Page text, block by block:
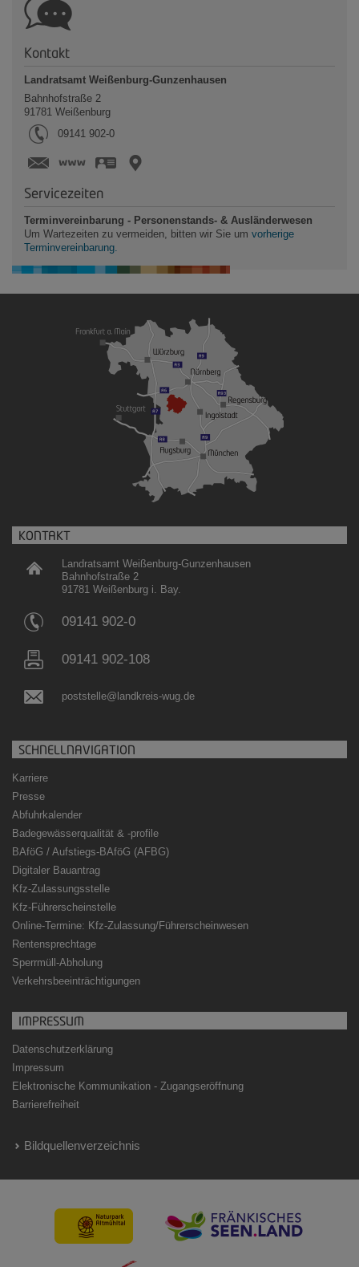
Kontakt
Landratsamt Weißenburg-Gunzenhausen
Bahnhofstraße 2
91781 Weißenburg
Tel.:
09141 902-0
www.landkreis-wug.de
vCard
Servicezeiten
Terminvereinbarung - Personenstands- & Ausländerwesen
Um Wartezeiten zu vermeiden, bitten wir Sie um vorherige
Terminvereinbarung.
KONTAKT
Landratsamt Weißenburg-Gunzenhausen
Bahnhofstraße 2
91781 Weißenburg i. Bay.
09141 902-0
09141 902-108
poststelle@landkreis-wug.de
SCHNELLNAVIGATION
Karriere
Presse
Abfuhrkalender
Badegewässerqualität & -profile
BAföG / Aufstiegs-BAföG (AFBG)
Digitaler Bauantrag
Kfz-Zulassungsstelle
Kfz-Führerscheinstelle
Online-Termine: Kfz-Zulassung/Führerscheinwesen
Rentensprechtage
Sperrmüll-Abholung
Verkehrsbeeinträchtigungen
IMPRESSUM
Datenschutzerklärung
Impressum
Elektronische Kommunikation - Zugangseröffnung
Barrierefreiheit
Bildquellenverzeichnis